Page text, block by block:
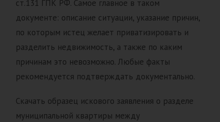
ст.131 ГПК РФ. Самое главное в таком
документе: описание ситуации, указание причин,
по которым истец желает приватизировать и
разделить недвижимость, а также по каким
причинам это невозможно. Любые факты
рекомендуется подтверждать документально.
Скачать образец искового заявления о разделе
муниципальной квартиры между